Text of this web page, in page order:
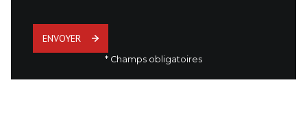
ENVOYER
* Champs obligatoires